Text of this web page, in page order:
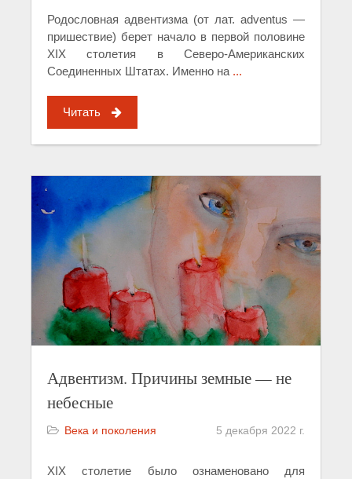
Родословная адвентизма (от лат. adventus —
пришествие) берет начало в первой половине
XIX столетия в Северо-Американских
Соединенных Штатах. Именно на ...
Читать
Адвентизм. Причины земные — не
небесные
Века и поколения 5 декабря 2022 г.
XIX столетие было ознаменовано для